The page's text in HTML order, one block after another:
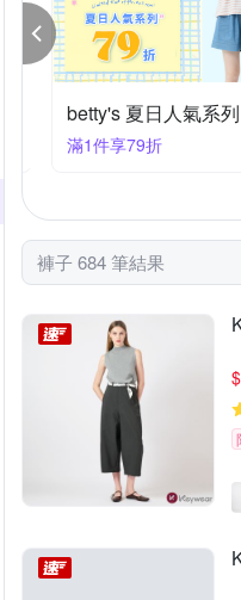
betty's 夏日人氣系
滿1件享79折
褲子 684 筆結果
$